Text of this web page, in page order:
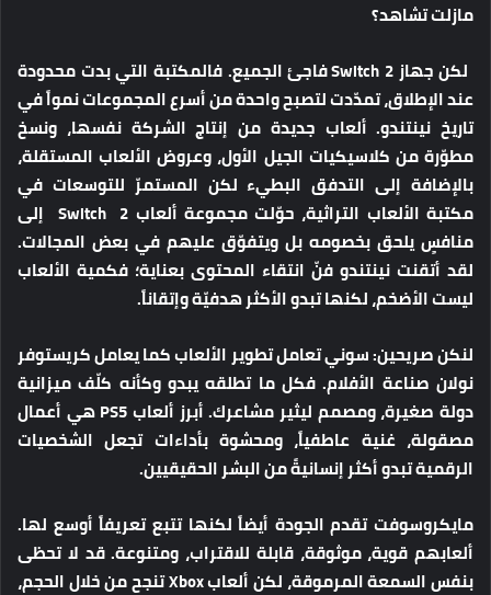
مازلت تشاهد؟
لكن جهاز Switch 2 فاجئ الجميع. فالمكتبة التي بدت محدودة
عند الإطلاق، تمدّدت لتصبح واحدة من أسرع المجموعات نمواً في
تاريخ نينتندو. ألعاب جديدة من إنتاج الشركة نفسها، ونسخ
مطوّرة من كلاسيكيات الجيل الأول، وعروض الألعاب المستقلة،
بالإضافة إلى التدفق البطيء لكن المستمرّ للتوسعات في
مكتبة الألعاب التراثية، حوّلت مجموعة ألعاب Switch 2 إلى
منافسٍ يلحق بخصومه بل ويتفوّق عليهم في بعض المجالات.
لقد أتقنت نينتندو فنّ انتقاء المحتوى بعناية؛ فكمية الألعاب
ليست الأضخم، لكنها تبدو الأكثر هدفيّة وإتقاناً.
لنكن صريحين:سوني تعامل تطوير الألعاب كما يعامل كريستوفر
نولان صناعة الأفلام. فكل ما تطلقه يبدو وكأنه كلّف ميزانية
دولة صغيرة، ومصمم ليثير مشاعرك. أبرز ألعاب PS5 هي أعمال
مصقولة، غنية عاطفياً، ومحشوة بأداءات تجعل الشخصيات
الرقمية تبدو أكثر إنسانيةً من البشر الحقيقيين.
مايكروسوفتتقدم الجودة أيضاً لكنها تتبع تعريفاً أوسع لها.
ألعابهم قوية، موثوقة، قابلة للاقتراب، ومتنوعة. قد لا تحظى
بنفس السمعة المرموقة، لكن ألعاب Xbox تنجح من خلال الحجم،